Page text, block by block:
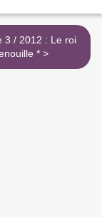
3 / 2012 : Le roi
grenouille * >